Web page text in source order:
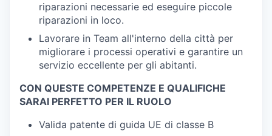
riparazioni necessarie ed eseguire piccole
riparazioni in loco.
Lavorare in Team all'interno della città per
migliorare i processi operativi e garantire un
servizio eccellente per gli abitanti.
CON QUESTE COMPETENZE E QUALIFICHE
SARAI PERFETTO PER IL RUOLO
Valida patente di guida UE di classe B